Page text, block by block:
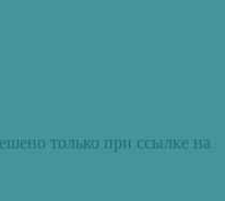
только при ссылке на